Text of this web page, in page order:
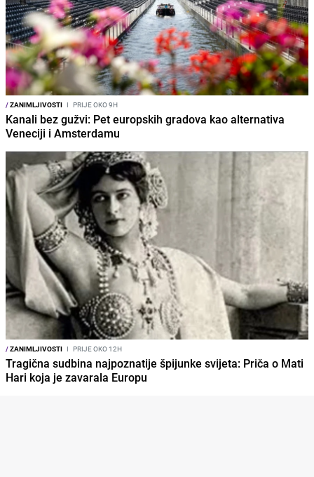
/ZANIMLJIVOSTI I PRIJE OKO 9H
Kanali bez gužvi: Pet europskih gradova kao alternativa
Veneciji i Amsterdamu
/ZANIMLJIVOSTI I PRIJE OKO 12H
Tragična sudbina najpoznatije špijunke svijeta: Priča o Mati
Hari koja je zavarala Europu